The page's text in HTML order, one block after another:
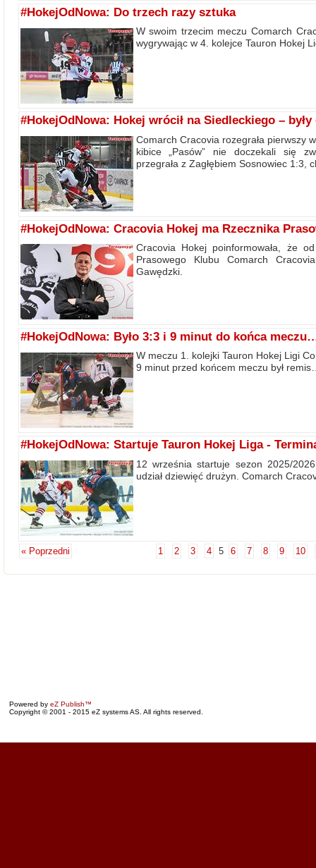
#HokejOdNowa: Do trzech razy sztuka
W swoim trzecim meczu Comarch
wygrywając w 4. kolejce Tauron Hokej
#HokejOdNowa: Hokej wrócił na Siedleckiego – były
Comarch Cracovia rozegrała pierwszy
kibice „Pasów” nie doczekali się
przegrała z Zagłębiem Sosnowiec 1:3,
#HokejOdNowa: Cracovia Hokej ma Rzecznika
Cracovia Hokej poinformowała, że
Prasowego Klubu Comarch
Gawędzki.
#HokejOdNowa: Było 3:3 i 9 minut do końca
W meczu 1. kolejki Tauron Hokej Ligi
9 minut przed końcem meczu był
#HokejOdNowa: Startuje Tauron Hokej Liga -
12 września startuje sezon 2025/
udział dziewięć drużyn. Comarch
« Poprzedni 1 2 3 4 5 6 7 8 9 10
Powered by eZ Publish™
Copyright © 2001 - 2015 eZ systems AS. All rights reserved.